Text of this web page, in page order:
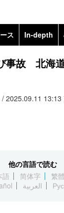
ス In-depth
事故 北海
2025.09.11 13:13
他の言語で読む
語 简体字 繁
العربية